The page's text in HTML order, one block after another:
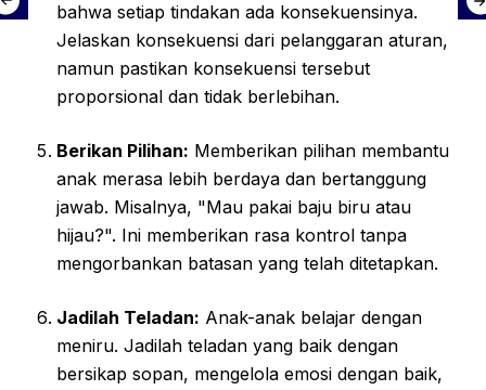
bahwa setiap tindakan ada konsekuensinya.
Jelaskan konsekuensi dari pelanggaran aturan,
namun pastikan konsekuensi tersebut
proporsional dan tidak berlebihan.
Berikan Pilihan: Memberikan pilihan membantu
anak merasa lebih berdaya dan bertanggung
jawab. Misalnya, "Mau pakai baju biru atau
hijau?". Ini memberikan rasa kontrol tanpa
mengorbankan batasan yang telah ditetapkan.
Jadilah Teladan: Anak-anak belajar dengan
meniru. Jadilah teladan yang baik dengan
bersikap sopan, mengelola emosi dengan baik,